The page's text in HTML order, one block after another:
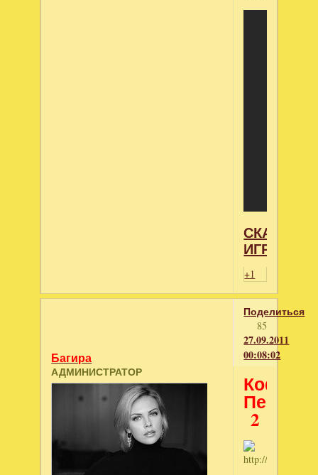
СКАЧАТЬ
ИГРУ
+1
Поделиться
85
27.09.2011
00:08:02
Багира
АДМИНИСТРАТОР
2